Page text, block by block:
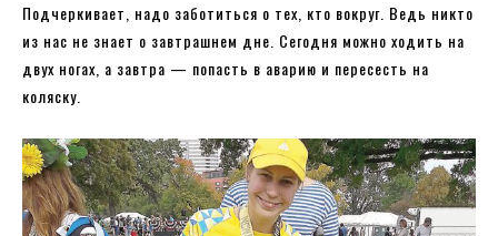
Подчеркивает, надо заботиться о тех, кто вокруг. Ведь никто
из нас не знает о завтрашнем дне. Сегодня можно ходить на
двух ногах, а завтра — попасть в аварию и пересесть на
коляску.